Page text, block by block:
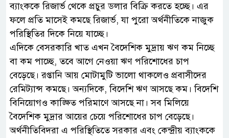
ব্যাংককে রিজার্ভ থেকে প্রচুর ডলার বিক্রি করতে হচ্ছে। এর
ফলে প্রতি মাসেই কমছে রিজার্ভ, যা পুরো অর্থনীতিকে নাজুক
পরিস্থিতির দিকে নিয়ে যাচ্ছে।
এদিকে বেসরকারি খাত এখন বৈদেশিক মুদ্রায় ঋণ কম নিচ্ছে
বা কম পাচ্ছে, তবে আগে নেওয়া ঋণ পরিশোধের চাপ
বেড়েছে। রপ্তানি আয় মোটামুটি ভালো থাকলেও প্রবাসীদের
রেমিট্যান্স কমছে। অন্যদিকে, বিদেশি ঋণ আসছে কম। বিদেশি
বিনিয়োগও কাঙ্ক্ষিত পরিমাণে আসছে না। সব মিলিয়ে
বৈদেশিক মুদ্রার আয়ের চেয়ে পরিশোধের চাপ বেড়েছে।
অর্থনীতিবিদরা এ পরিস্থিতিতে সরকার এবং কেন্দ্রীয় ব্যাংককে